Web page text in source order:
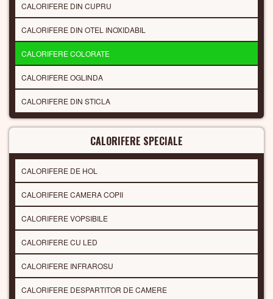
CALORIFERE DIN CUPRU
CALORIFERE DIN OTEL INOXIDABIL
CALORIFERE COLORATE
CALORIFERE OGLINDA
CALORIFERE DIN STICLA
CALORIFERE SPECIALE
CALORIFERE DE HOL
CALORIFERE CAMERA COPII
CALORIFERE VOPSIBILE
CALORIFERE CU LED
CALORIFERE INFRAROSU
CALORIFERE DESPARTITOR DE CAMERE